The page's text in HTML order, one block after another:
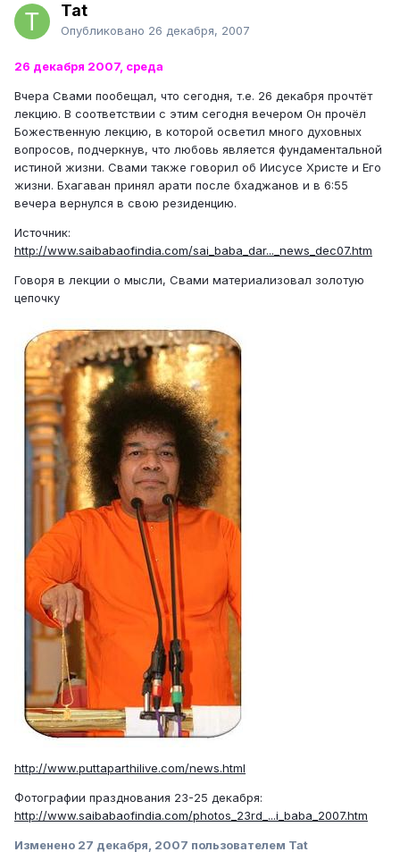
Tat
Опубликовано 26 декабря, 2007
26 декабря 2007, среда
Вчера Свами пообещал, что сегодня, т.е. 26 декабря прочтёт
лекцию. В соответствии с этим сегодня вечером Он прочёл
Божественную лекцию, в которой осветил много духовных
вопросов, подчеркнув, что любовь является фундаментальной
истиной жизни. Свами также говорил об Иисусе Христе и Его
жизни. Бхагаван принял арати после бхаджанов и в 6:55
вечера вернулся в свою резиденцию.
Источник:
http://www.saibabaofindia.com/sai_baba_dar..._news_dec07.htm
Говоря в лекции о мысли, Свами материализовал золотую
цепочку
http://www.puttaparthilive.com/news.html
Фотографии празднования 23-25 декабря:
http://www.saibabaofindia.com/photos_23rd_...i_baba_2007.htm
Изменено 27 декабря, 2007 пользователем Tat